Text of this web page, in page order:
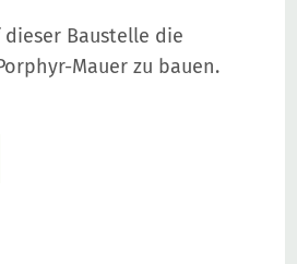
Baustelle die
Mauer zu bauen.